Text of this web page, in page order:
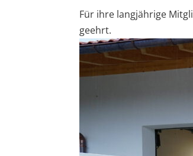
Für ihre langjährige
geehrt.